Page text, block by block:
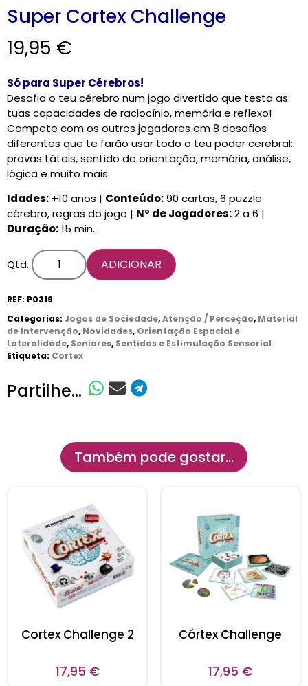
Super Cortex Challenge
19,95 €
Só para Super Cérebros!
Desafia o teu cérebro num jogo divertido que testa as
tuas capacidades de raciocínio, memória e reflexo!
Compete com os outros jogadores em 8 desafios
diferentes que te farão usar todo o teu poder cerebral:
provas táteis, sentido de orientação, memória, análise,
lógica e muito mais.
Idades: +10 anos | Conteúdo:90 cartas, 6 puzzle
cérebro, regras do jogo | Nº de Jogadores:2 a 6 |
Duração:15 min.
Qtd. ADICIONAR
REF: P0319
Categorias: Jogos de Sociedade,Atenção / Perceção, Material
de Intervenção, Novidades, Orientação Espacial e
Lateralidade, Seniores, Sentidos e Estimulação Sensorial
Etiqueta: Cortex
Partilhe...
Também pode gostar…
Cortex Challenge 2
17,95 €
Córtex Challenge
17,95 €